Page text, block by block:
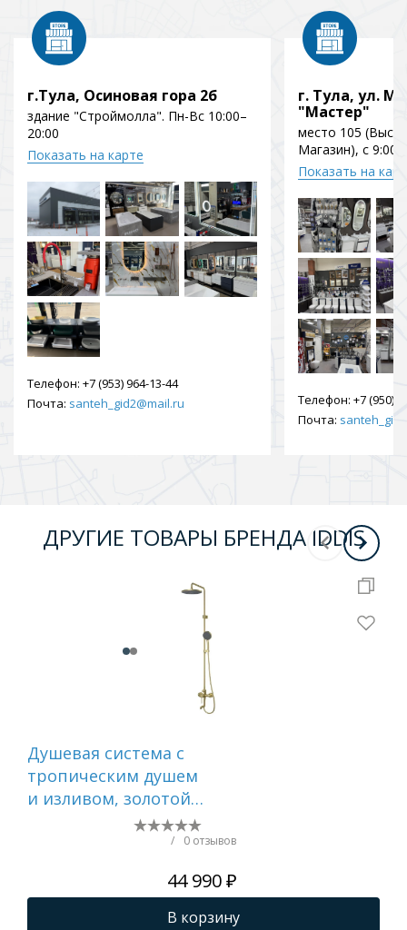
г.Тула, Осиновая гора 2б
здание "Строймолла". Пн-Вс 10:00–
20:00
Показать на карте
Телефон: +7 (953) 964-13-44
Почта: santeh_gid2@mail.ru
г. Тула, ул.
"Мастер"
место 105
Магазин), с 9:00
Показать на
Телефон: +7 (950)
Почта:
ДРУГИЕ ТОВАРЫ БРЕНДА IDDIS
Душевая система с
тропическим душем
и изливом, золотой
матовый, Aiger,
IDDIS, AIGMG3Fi06/ 0 отзывов
44 990 ₽
В корзину